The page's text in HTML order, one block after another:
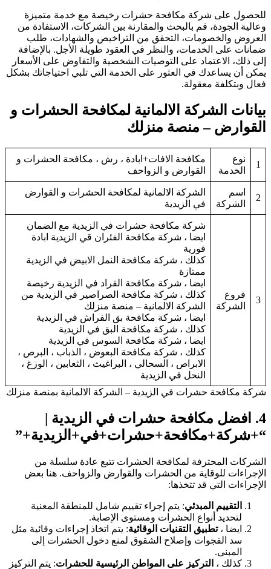
للحصول على شركة مكافحة حشرات رخيصة مع خدمة متميزة
وعالية الجودة، قم بالبحث والمقارنة بين الشركات، الاستفادة من
العروض والخصومات، التحقق من التراخيص والشهادات، طلب
ضمانات على الخدمات، والنظر في العقود طويلة الأجل. بالإضافة
إلى ذلك، الاعتماد على التوصيات الشخصية والتفاوض على الأسعار
يمكن أن يساعدك في العثور على الخدمة التي تلبي احتياجاتك بشكل
فعال وبتكلفة معقولة.
بيانات الشركة الالمانية لمكافحة الحشرات و
القوارض – منصة منزلك
1
نوع
الخدمة
مكافحة الافات+ابادة ، رش ، مكافحة الحشرات و
القوارض و الزواحف
2
اسم
الشركة
الشركة الالمانية لمكافحة الحشرات و القوارض
في الزيدية
3
فروع
الشركة
شركة مكافحة حشرات في الزيدية مع الضمان
ايضا ، شركة مكافحة الفئران قي الزيدية ابادة
فورية
كذلك ، شركة مكافحة النمل الابيض في الزيدية
ممتازة
ايضا ، شركة مكافحة القراد في الزيدية رخيصة
كذلك ، شركة مكافحة الصراصير في الزيدية من
الشركة الالمانية – منصة منزلك
ايضا ، شركة مكافحة بق الفراش في الزيدية
كذلك ، شركة مكافحة البق في الزيدية
ايضا ، شركة مكافحة السوس في الزيدية
كذلك ، شركة مكافحة البعوض ، الذباب ، البرص ،
الابراص ، السحالي ، البراغيث ، الثعابين ، الوزغ ،
النحل في الزيدية
شركة مكافحة حشرات في الزيدية – الشركة الالمانية بمنصة منزلك
4. افضل مكافحة حشرات في الزيدية |
“+شركة+مكافحة+حشرات+في+الزيدية+”
الشركات المحترفة لمكافحة الحشرات تتبع عادة سلسلة من
الإجراءات للوقاية من الحشرات والقوارض والزواحف. هنا بعض
الإجراءات التي قد تتخذها:
التقييم المبدئي: يتم إجراء تقييم شامل للمنطقة المعنية
لتحديد أنواع الحشرات ومستوى الإصابة.
ايضا ،تطبيق التقنيات الوقائية: يتم اتخاذ إجراءات وقائية مثل
سد الفجوات وإصلاح الشقوق لمنع دخول الحشرات إلى
المبنى.
كذلك ، التركيز على المواطن الرئيسية للحشرات: يتم التركيز